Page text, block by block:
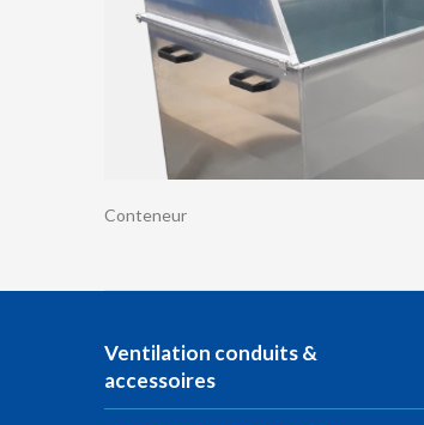
Conteneur
Ventilation conduits &
accessoires